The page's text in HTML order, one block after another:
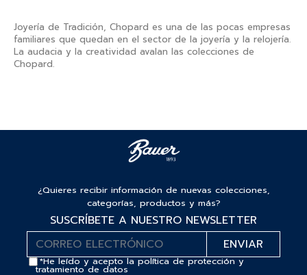
Joyería de Tradición, Chopard es una de las pocas empresas
familiares que quedan en el sector de la joyería y la relojería.
La audacia y la creatividad avalan las colecciones de
Chopard.
¿Quieres recibir información de nuevas colecciones,
categorías, productos y más?
SUSCRÍBETE A NUESTRO NEWSLETTER
*He leído y acepto lapolítica de protección y
tratamiento de datos